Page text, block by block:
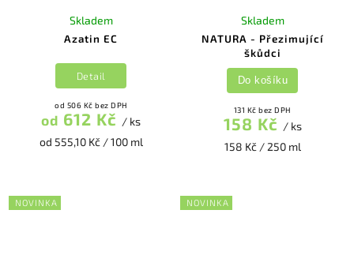
Azatin EC
Skladem
od 506 Kč bez DPH
od 612 Kč / ks
od 555,10 Kč / 100 ml
Detail
NATURA - Přezimující
škůdci
Skladem
131 Kč bez DPH
158 Kč / ks
158 Kč / 250 ml
Do košíku
NOVINKA NOVINKA